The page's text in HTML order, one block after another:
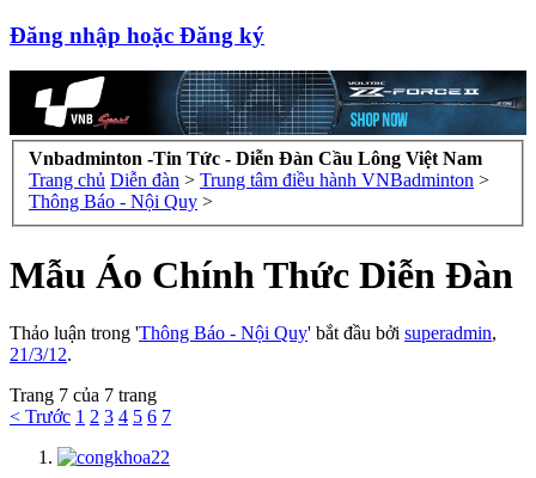
Đăng nhập hoặc Đăng ký
Vnbadminton -Tin Tức - Diễn Đàn Cầu Lông Việt Nam
Trang chủ Diễn đàn > Trung tâm điều hành VNBadminton >
Thông Báo - Nội Quy >
Mẫu Áo Chính Thức Diễn Đàn
Thảo luận trong 'Thông Báo - Nội Quy' bắt đầu bởi superadmin,
21/3/12.
Trang 7 của 7 trang
< Trước 1 2 3 4 5 6 7